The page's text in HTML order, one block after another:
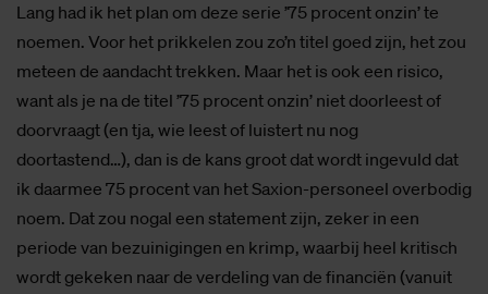
Lang had ik het plan om deze serie ’75 procent onzin’ te
noemen. Voor het prikkelen zou zo’n titel goed zijn, het zou
meteen de aandacht trekken. Maar het is ook een risico,
want als je na de titel ’75 procent onzin’ niet doorleest of
doorvraagt (en tja, wie leest of luistert nu nog
doortastend…), dan is de kans groot dat wordt ingevuld dat
ik daarmee 75 procent van het Saxion-personeel overbodig
noem. Dat zou nogal een statement zijn, zeker in een
periode van bezuinigingen en krimp, waarbij heel kritisch
wordt gekeken naar de verdeling van de financiën (vanuit